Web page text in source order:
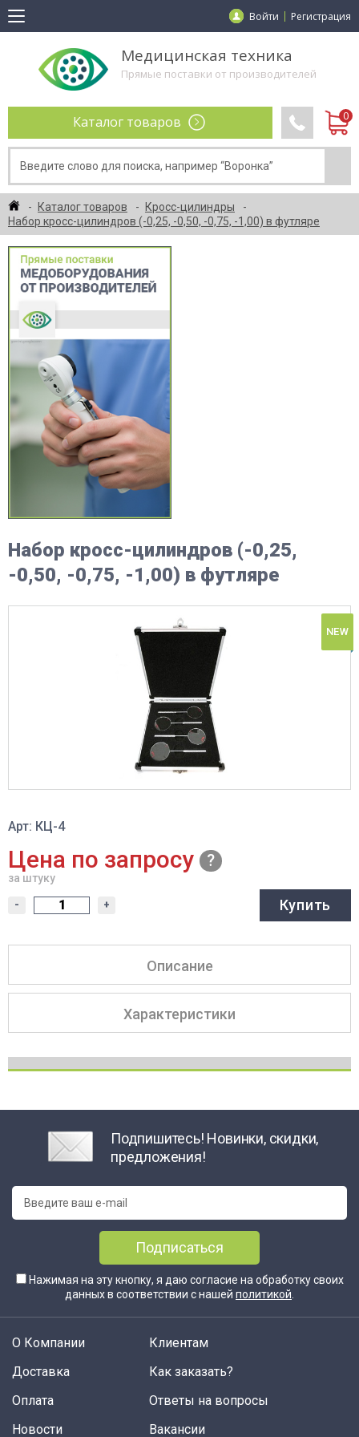
Войти Регистрация
Медицинская техника
Прямые поставки от производителей
Каталог товаров
Каталог товаров
Кросс-цилиндры
Набор кросс-цилиндров (-0,25, -0,50, -0,75, -1,00) в футляре
Набор кросс-цилиндров (-0,25,
-0,50, -0,75, -1,00) в футляре
NEW
Арт: КЦ-4
Цена по запросу
за штуку
- + Купить
Описание
Характеристики
Подпишитесь! Новинки, скидки,
предложения!
Подписаться
Нажимая на эту кнопку, я даю согласие на обработку своих
данных в соответствии с нашей политикой
О Компании
Доставка
Оплата
Новости
Клиентам
Как заказать?
Ответы на вопросы
Вакансии